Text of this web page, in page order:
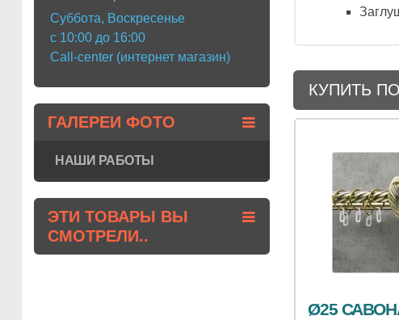
КУПИТЬ
Ø25
Суббота, Воскресенье
с 10:00 до 16:00
Call-center (интернет магазин)
ГАЛЕРЕИ ФОТО
НАШИ РАБОТЫ
ЭТИ ТОВАРЫ ВЫ
СМОТРЕЛИ..